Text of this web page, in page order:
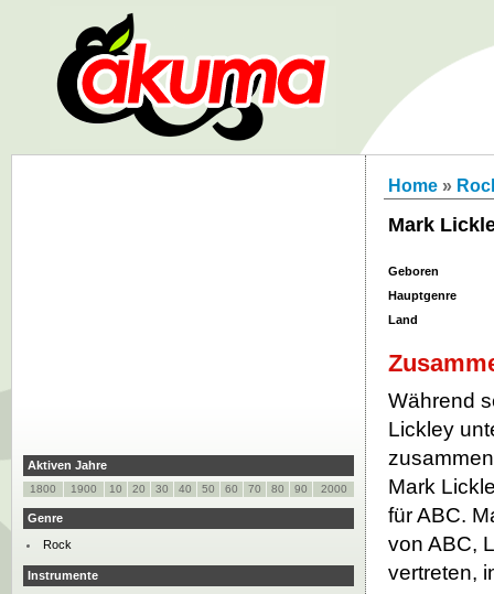
Home »
Mark
Geboren
Hauptgenre
Land
Während
Lickley
Mark
für ABC.
von ABC,
vertreten,
Aktiven Jahre
1800 1900 10 20 30 40 50 60 70 80 90 2000
Genre
Rock
Instrumente